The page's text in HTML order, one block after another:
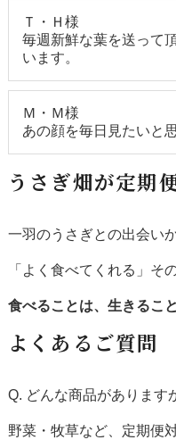
Ｔ・Ｈ様
毎週新鮮な葉を送って
います。
Ｍ・Ｍ様
あの顔を毎日見たいと
うさぎ畑が定期
一羽のうさぎとの出会い
「よく食べてくれる」そ
食べることは、生きること
よくあるご質問
Q. どんな商品があります
野菜・牧草など、定期便